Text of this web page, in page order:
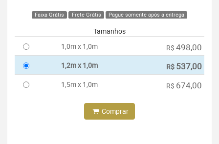
Faixa Grátis Frete Grátis Pague somente após a entrega
Tamanhos
1,0m x 1,0m
R$ 498,00
1,2m x 1,0m R$ 537,00
1,5m x 1,0m R$ 674,00
Comprar